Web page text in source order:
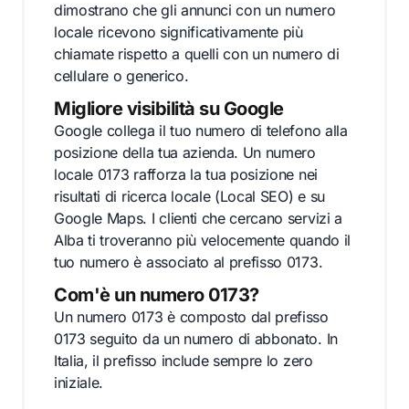
dimostrano che gli annunci con un numero
locale ricevono significativamente più
chiamate rispetto a quelli con un numero di
cellulare o generico.
Migliore visibilità su Google
Google collega il tuo numero di telefono alla
posizione della tua azienda. Un numero
locale 0173 rafforza la tua posizione nei
risultati di ricerca locale (Local SEO) e su
Google Maps. I clienti che cercano servizi a
Alba ti troveranno più velocemente quando il
tuo numero è associato al prefisso 0173.
Com'è un numero 0173?
Un numero 0173 è composto dal prefisso
0173 seguito da un numero di abbonato. In
Italia, il prefisso include sempre lo zero
iniziale.